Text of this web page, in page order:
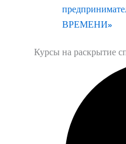
ВРЕМЕНИ»
Курсы на раскрытие